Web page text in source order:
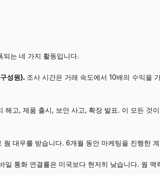
되는 네 가지 활동입니다.
성원). 조사 시간은 거래 속도에서 10배의 수익을
해고, 제품 출시, 보안 사고, 확장 발표. 이 모든 것
대우를 받습니다. 6개월 동안 마케팅을 진행한
일 통화 연결률은 미국보다 현저히 낮습니다. 웜